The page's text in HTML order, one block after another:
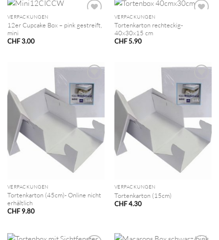
VERPACKUNGEN
12er Cupcake Box – pink gestreift,
mini
CHF3.00
VERPACKUNGEN
Tortenkarton rechteckig-
40x30x15 cm
CHF5.90
VERPACKUNGEN
Tortenkarton (45cm)- Online nicht
erhältlich
CHF9.80
VERPACKUNGEN
Tortenkarton (15cm)
CHF4.30